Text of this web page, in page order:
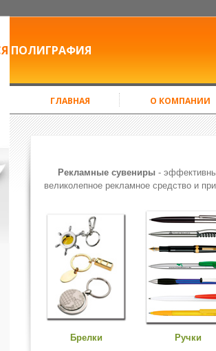
ПОЛИГРАФИЯ
ГЛАВНАЯ О КОМПАНИИ
Рекламные сувениры -
великолепное рекламное средство и
Брелки Ручки